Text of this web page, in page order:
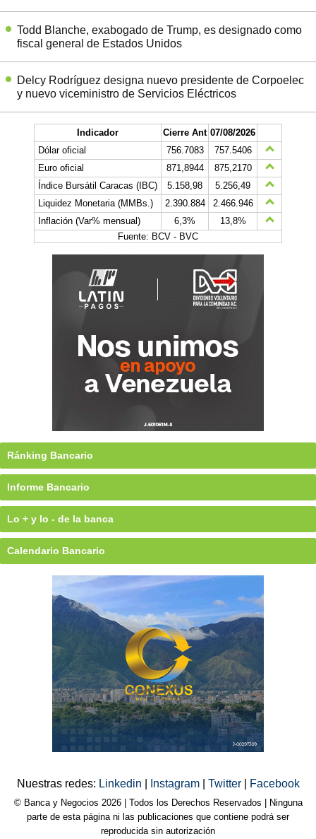
Todd Blanche, exabogado de Trump, es designado como
fiscal general de Estados Unidos
Delcy Rodríguez designa nuevo presidente de Corpoelec
y nuevo viceministro de Servicios Eléctricos
Indicador Cierre Ant 07/08/2026
Dólar oficial
756.7083
757.5406
Euro oficial
871,8944
875,2170
Índice Bursátil Caracas (IBC)
5.158,98
5.256,49
Liquidez Monetaria (MMBs.)
2.390.884
2.466.946
Inflación (Var% mensual)
6,3%
13,8%
Fuente: BCV - BVC
Ránking Bancario
Informe Bancario
Lo + y lo - de la banca
Calendario Bancario
Nuestras redes: Linkedin Instagram Twitter Facebook
© Banca y Negocios 2026 | Todos los Derechos Reservados | Ninguna
parte de esta página ni las publicaciones que contiene podrá ser
reproducida sin autorización